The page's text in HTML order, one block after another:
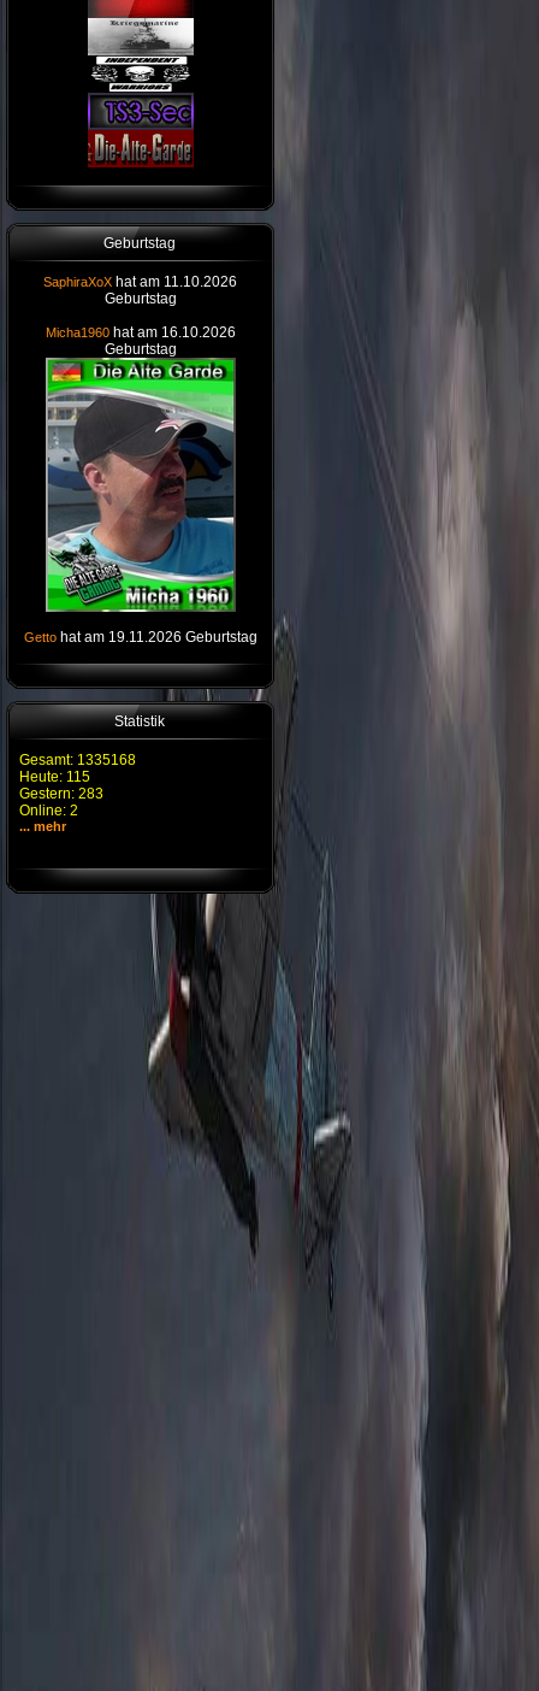
Geburtstag
SaphiraXoX hat am 11.10.2026
Geburtstag
Micha1960 hat am 16.10.2026
Geburtstag
Getto hat am 19.11.2026 Geburtstag
Statistik
Gesamt: 1335168
Heute: 115
Gestern: 283
Online: 2
... mehr